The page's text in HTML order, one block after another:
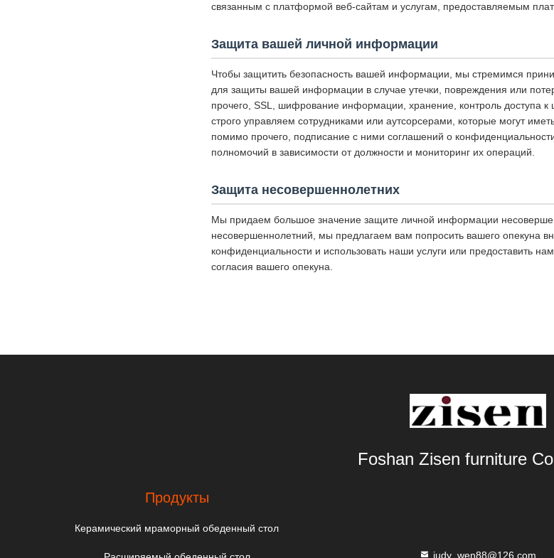
связанным с платформой веб-сайтам и услугам, предоставляемым
Защита вашей личной информации
Чтобы защитить безопасность вашей информации, мы стремимся
для защиты вашей информации в случае утечки, повреждения или
прочего, SSL, шифрование информации, хранение, контроль доступа
строго управляем сотрудниками или аутсорсерами, которые могут
помимо прочего, подписание с ними соглашений о
полномочий в зависимости от должности и мониторинг их операций.
Защита несовершеннолетних
Мы придаем большое значение защите личной информации
несовершеннолетний, мы предлагаем вам попросить вашего опекуна
конфиденциальности и использовать наши услуги или предоставить
согласия вашего опекуна.
Foshan Zisen furniture
Продукты
Керамический мраморный обеденный стол
judy_wen88@126.com